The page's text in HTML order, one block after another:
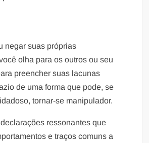
negar suas próprias
olha para os outros ou seu
preencher suas lacunas
de uma forma que pode, se
tornar-se manipulador.
ressonantes que
e traços comuns a